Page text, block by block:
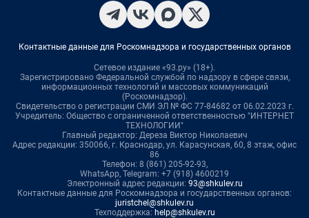
Контактные данные для Роскомнадзора и государственных органов
Сетевое издание «93.ру» (18+).
Зарегистрировано Федеральной службой по надзору в сфере связи,
информационных технологий и массовых коммуникаций
(Роскомнадзор).
Свидетельство о регистрации СМИ ЭЛ № ФС 77-84682 от 06.02.2023 г.
Учредитель: Общество с ограниченной ответственностью "ИНТЕРНЕТ
ТЕХНОЛОГИИ"
Главный редактор: Дереза Виктор Николаевич
Адрес редакции: 350066, г. Краснодар, ул. Карасунская, 60, 8 этаж, офис
86
Телефон: 8 (861) 205-92-93,
WhatsApp, Telegram: +7 (918) 4600219
Электронный адрес редакции: 93@shkulev.ru
Контактные данные для Роскомнадзора и государственных органов:
juristchel@shkulev.ru
Техподдержка: help@shkulev.ru